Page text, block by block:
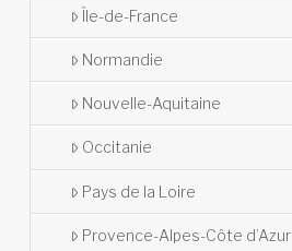
Île-de-France
Normandie
Nouvelle-Aquitaine
Occitanie
Pays de la Loire
Provence-Alpes-Côte d’Azur